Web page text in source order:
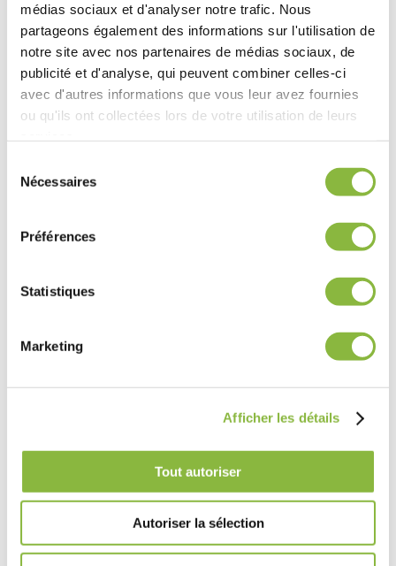
médias sociaux et d'analyser notre trafic. Nous
partageons également des informations sur l'utilisation de
notre site avec nos partenaires de médias sociaux, de
publicité et d'analyse, qui peuvent combiner celles-ci
avec d'autres informations que vous leur avez fournies
ou qu'ils ont collectées lors de votre utilisation de leurs
Nécessaires
Préférences
Statistiques
Marketing
Afficher les détails
Tout autoriser
Autoriser la sélection
Rendez-nous visite à AGRITECHNICA 2025 – Hall 26, Stand
H31!
Nous avons hâte de vous rencontrer à Hanovre!
Pour toute demande d’information ou pour planifier un
En savoir plus
4 points – Séries Spider et Scorpion
Scorpion 530 & 630 – Basic Front de
GreenTec – Nouvelles épareuse
frontales